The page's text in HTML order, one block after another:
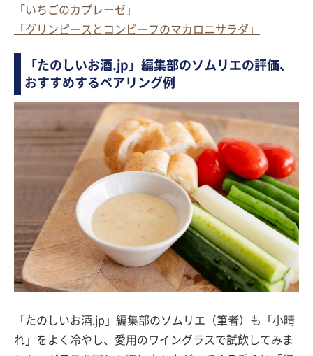
「いちごのカプレーゼ」
「グリンピースとコンビーフのマカロニサラダ」
「たのしいお酒.jp」編集部のソムリエの評価、
おすすめするペアリング例
「たのしいお酒.jp」編集部のソムリエ（筆者）も「小晴
れ」をよく冷やし、愛用のワイングラスで試飲してみま